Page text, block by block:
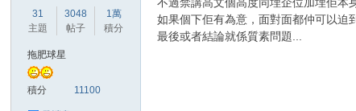
31
主題
3048
帖子
1萬
積分
拖肥球星
積分 11100
如果個下佢有為意，面對面都仲可以迫
最後或者結論就係質素問題...